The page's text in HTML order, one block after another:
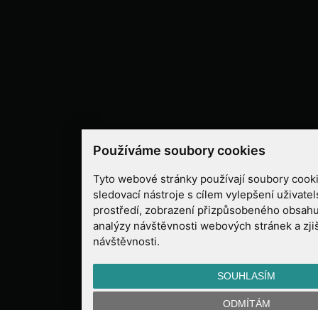
Používáme soubory cookies
Tyto webové stránky používají soubory
sledovací nástroje s cílem vylepšení
prostředí, zobrazení přizpůsobeného
analýzy návštěvnosti webových stránek a
návštěvnosti.
SOUHLASÍM
ODMÍTÁM